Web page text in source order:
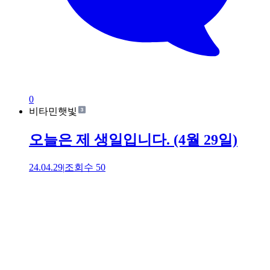
0
비타민햇빛
오늘은 제 생일입니다. (4월 29일)
24.04.29|조회수 50